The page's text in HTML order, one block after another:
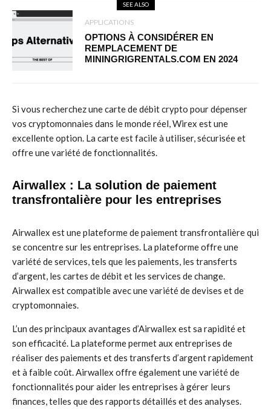
SEE ALSO
APPLICATIONS
OPTIONS À CONSIDÉRER EN
REMPLACEMENT DE
MININGRIGRENTALS.COM EN 2024
Si vous recherchez une carte de débit crypto pour dépenser
vos cryptomonnaies dans le monde réel, Wirex est une
excellente option. La carte est facile à utiliser, sécurisée et
offre une variété de fonctionnalités.
Airwallex : La solution de paiement
transfrontalière pour les entreprises
Airwallex est une plateforme de paiement transfrontalière qui
se concentre sur les entreprises. La plateforme offre une
variété de services, tels que les paiements, les transferts
d’argent, les cartes de débit et les services de change.
Airwallex est compatible avec une variété de devises et de
cryptomonnaies.
L’un des principaux avantages d’Airwallex est sa rapidité et
son efficacité. La plateforme permet aux entreprises de
réaliser des paiements et des transferts d’argent rapidement
et à faible coût. Airwallex offre également une variété de
fonctionnalités pour aider les entreprises à gérer leurs
finances, telles que des rapports détaillés et des analyses.